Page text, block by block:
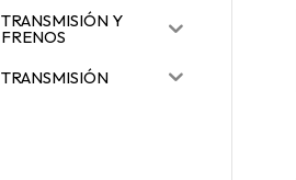
TRANSMISIÓN Y
FRENOS
TRANSMISIÓN